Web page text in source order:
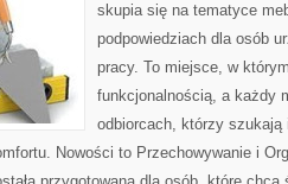
skupia się na tematyce
podpowiedziach dla osób
pracy. To miejsce, w
funkcjonalnością, a każdy
odbiorcach, którzy
Nowości to Przechowywanie i